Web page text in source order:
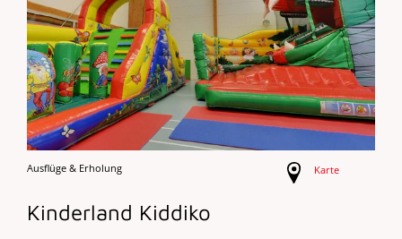
Ausflüge & Erholung Karte
Kinderland Kiddiko